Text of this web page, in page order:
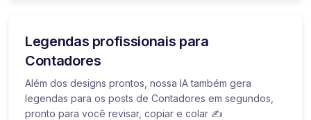
Legendas profissionais para
Contadores
Além dos designs prontos, nossa IA também gera
legendas para os posts de Contadores em segundos,
pronto para você revisar, copiar e colar ✍️